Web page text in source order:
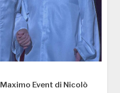
Maximo Event di Nicolò